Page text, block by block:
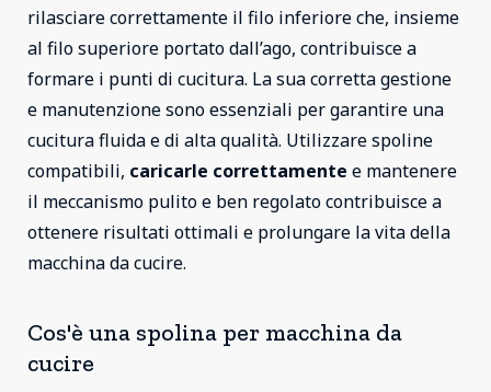
rilasciare correttamente il filo inferiore che, insieme
al filo superiore portato dall’ago, contribuisce a
formare i punti di cucitura. La sua corretta gestione
e manutenzione sono essenziali per garantire una
cucitura fluida e di alta qualità. Utilizzare spoline
compatibili, caricarle correttamente e mantenere
il meccanismo pulito e ben regolato contribuisce a
ottenere risultati ottimali e prolungare la vita della
macchina da cucire.
Cos'è una spolina per macchina da
cucire